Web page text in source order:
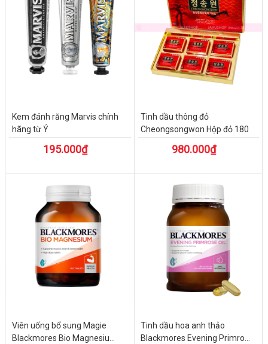
Kem đánh răng Marvis chính
hãng từ Ý
195.000₫
Tinh dầu thông đỏ
Cheongsongwon Hộp đỏ 180
980.000₫
Viên uống bổ sung Magie
Blackmores Bio Magnesiu...
Tinh dầu hoa anh thảo
Blackmores Evening Primro...